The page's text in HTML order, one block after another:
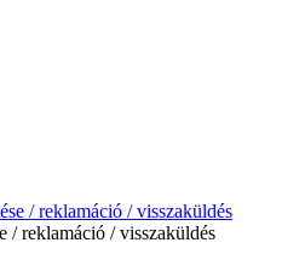
/ reklamáció / visszaküldés
/ reklamáció / visszaküldés